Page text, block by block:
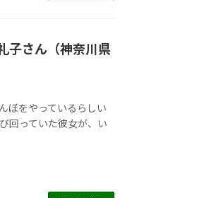
子さん（神奈川県
ぼをやっているらしい
回っていた彼女が、い